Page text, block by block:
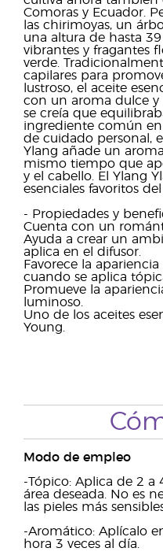
Comoras y Ecuador.
las chirimoyas, un
una altura de hasta
vibrantes y fragantes
verde.
capilares para
lustroso, el aceite
con un aroma dulce
se creía que
ingrediente común
de cuidado personal,
Ylang añade un
mismo tiempo que
y el cabello. El Ylang
esenciales favoritos
- Propiedades y
Cuenta con un
Ayuda a crear un
aplica en el difusor.
Favorece la
cuando se aplica
Promueve la
luminoso.
Uno de los aceites
Young.
Modo de empleo
-Tópico: Aplica de 2 a
área deseada. No es
las pieles más
-Aromático: Aplícalo
hora 3 veces al día.